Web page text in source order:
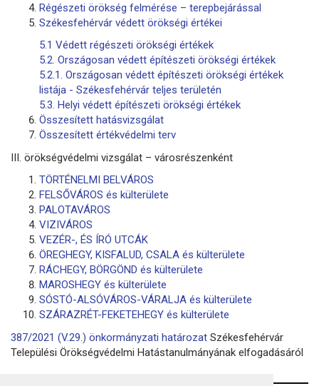
Régészeti örökség felmérése – terepbejárással
Székesfehérvár védett örökségi értékei
5.1 Védett régészeti örökségi értékek
5.2. Országosan védett építészeti örökségi értékek
5.2.1. Országosan védett építészeti örökségi értékek
listája - Székesfehérvár teljes területén
5.3. Helyi védett építészeti örökségi értékek
Összesített hatásvizsgálat
Összesített értékvédelmi terv
III. örökségvédelmi vizsgálat – városrészenként
TÖRTÉNELMI BELVÁROS
FELSŐVÁROS és külterülete
PALOTAVÁROS
VIZIVÁROS
VEZÉR-, ÉS ÍRÓ UTCÁK
ÖREGHEGY, KISFALUD, CSALA és külterülete
RÁCHEGY, BÖRGÖND és külterülete
MAROSHEGY és külterülete
SÓSTÓ-ALSÓVÁROS-VÁRALJA és külterülete
SZÁRAZRÉT-FEKETEHEGY és külterülete
387/2021 (V.29.) önkormányzati határozat Székesfehérvár
Települési Örökségvédelmi Hatástanulmányának elfogadásáról